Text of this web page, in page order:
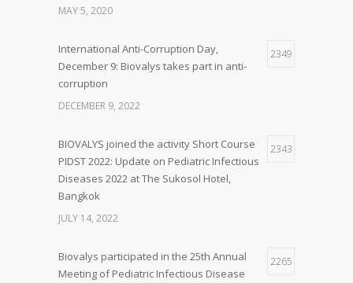
MAY 5, 2020
International Anti-Corruption Day,
December 9: Biovalys takes part in anti-
corruption
2349
DECEMBER 9, 2022
BIOVALYS joined the activity Short Course
PIDST 2022: Update on Pediatric Infectious
Diseases 2022 at The Sukosol Hotel,
Bangkok
2343
JULY 14, 2022
Biovalys participated in the 25th Annual
Meeting of Pediatric Infectious Disease
2265